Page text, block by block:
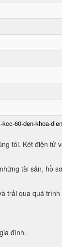
60-den-khoa-
tôi. Két điện tử
tài sản, hồ
trải qua quá trình
đình.